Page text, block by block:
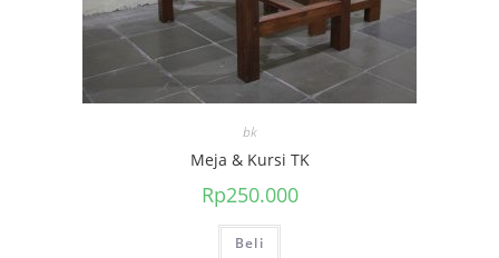
bk
Meja & Kursi TK
Rp250.000
Beli